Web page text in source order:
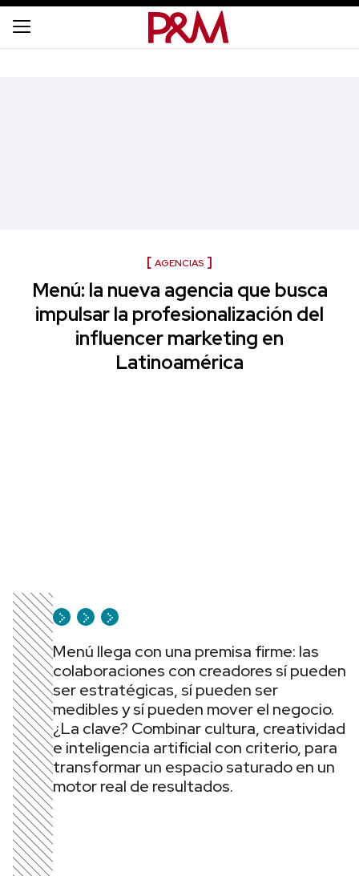
AGENCIAS
Menú: la nueva agencia que busca
impulsar la profesionalización del
influencer marketing en
Latinoamérica
Menú llega con una premisa firme: las
colaboraciones con creadores sí pueden
ser estratégicas, sí pueden ser
medibles y sí pueden mover el negocio.
¿La clave? Combinar cultura, creatividad
e inteligencia artificial con criterio, para
transformar un espacio saturado en un
motor real de resultados.